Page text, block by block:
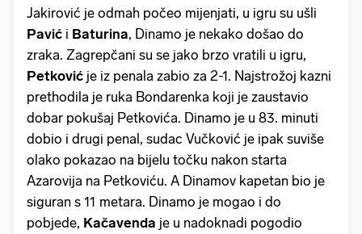
Jakirović je odmah počeo mijenjati, u igru su ušli
Pavić i Baturina, Dinamo je nekako došao do
zraka. Zagrepčani su se jako brzo vratili u igru,
Petković je iz penala zabio za 2-1. Najstrožoj kazni
prethodila je ruka Bondarenka koji je zaustavio
dobar pokušaj Petkovića. Dinamo je u 83. minuti
dobio i drugi penal, sudac Vučković je ipak suviše
olako pokazao na bijelu točku nakon starta
Azarovija na Petkoviću. A Dinamov kapetan bio je
siguran s 11 metara. Dinamo je mogao i do
pobjede, Kačavenda je u nadoknadi pogodio